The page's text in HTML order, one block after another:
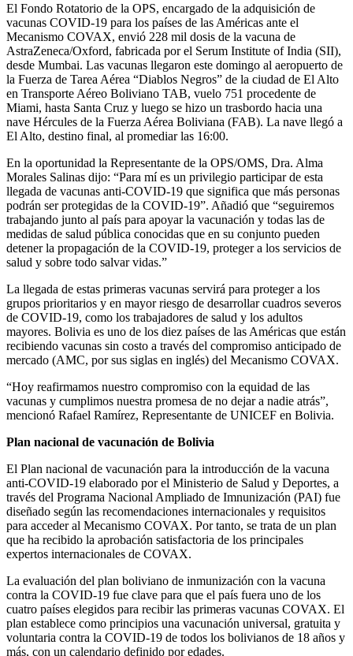
El Fondo Rotatorio de la OPS, encargado de la adquisición de
vacunas COVID-19 para los países de las Américas ante el
Mecanismo COVAX, envió 228 mil dosis de la vacuna de
AstraZeneca/Oxford, fabricada por el Serum Institute of India (SII),
desde Mumbai. Las vacunas llegaron este domingo al aeropuerto de
la Fuerza de Tarea Aérea “Diablos Negros” de la ciudad de El Alto
en Transporte Aéreo Boliviano TAB, vuelo 751 procedente de
Miami, hasta Santa Cruz y luego se hizo un trasbordo hacia una
nave Hércules de la Fuerza Aérea Boliviana (FAB). La nave llegó a
El Alto, destino final, al promediar las 16:00.
En la oportunidad la Representante de la OPS/OMS, Dra. Alma
Morales Salinas dijo: “Para mí es un privilegio participar de esta
llegada de vacunas anti-COVID-19 que significa que más personas
podrán ser protegidas de la COVID-19”. Añadió que “seguiremos
trabajando junto al país para apoyar la vacunación y todas las de
medidas de salud pública conocidas que en su conjunto pueden
detener la propagación de la COVID-19, proteger a los servicios de
salud y sobre todo salvar vidas.”
La llegada de estas primeras vacunas servirá para proteger a los
grupos prioritarios y en mayor riesgo de desarrollar cuadros severos
de COVID-19, como los trabajadores de salud y los adultos
mayores. Bolivia es uno de los diez países de las Américas que están
recibiendo vacunas sin costo a través del compromiso anticipado de
mercado (AMC, por sus siglas en inglés) del Mecanismo COVAX.
“Hoy reafirmamos nuestro compromiso con la equidad de las
vacunas y cumplimos nuestra promesa de no dejar a nadie atrás”,
mencionó Rafael Ramírez, Representante de UNICEF en Bolivia.
Plan nacional de vacunación de Bolivia
El Plan nacional de vacunación para la introducción de la vacuna
anti-COVID-19 elaborado por el Ministerio de Salud y Deportes, a
través del Programa Nacional Ampliado de Imnunización (PAI) fue
diseñado según las recomendaciones internacionales y requisitos
para acceder al Mecanismo COVAX. Por tanto, se trata de un plan
que ha recibido la aprobación satisfactoria de los principales
expertos internacionales de COVAX.
La evaluación del plan boliviano de inmunización con la vacuna
contra la COVID-19 fue clave para que el país fuera uno de los
cuatro países elegidos para recibir las primeras vacunas COVAX. El
plan establece como principios una vacunación universal, gratuita y
voluntaria contra la COVID-19 de todos los bolivianos de 18 años y
más, con un calendario definido por edades.